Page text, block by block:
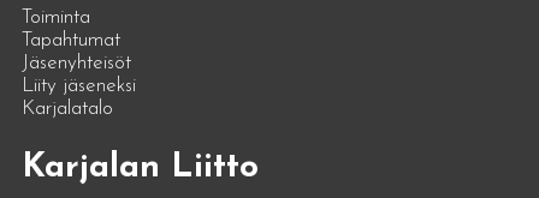
Toiminta
Tapahtumat
Jäsenyhteisöt
Liity jäseneksi
Karjalatalo
Karjalan Liitto